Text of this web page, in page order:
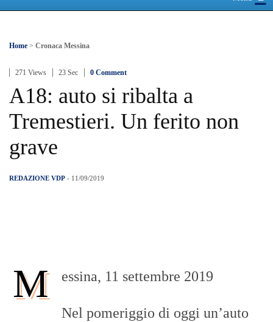
Home > Cronaca Messina
271 Views 23 Sec 0 Comment
A18: auto si ribalta a
Tremestieri. Un ferito non
grave
REDAZIONE VDP - 11/09/2019
M essina, 11 settembre 2019
Nel pomeriggio di oggi un’auto